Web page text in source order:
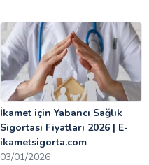
İkamet için Yabancı Sağlık
Sigortası Fiyatları 2026 | E-
ikametsigorta.com
03/01/2026